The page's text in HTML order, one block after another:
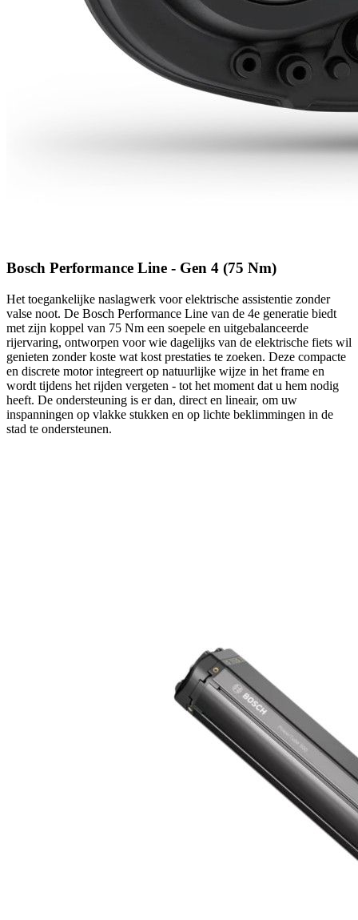
Bosch Performance Line - Gen 4 (75 Nm)
Het toegankelijke naslagwerk voor elektrische assistentie zonder
valse noot. De Bosch Performance Line van de 4e generatie biedt
met zijn koppel van 75 Nm een ​​soepele en uitgebalanceerde
rijervaring, ontworpen voor wie dagelijks van de elektrische fiets wil
genieten zonder koste wat kost prestaties te zoeken. Deze compacte
en discrete motor integreert op natuurlijke wijze in het frame en
wordt tijdens het rijden vergeten - tot het moment dat u hem nodig
heeft. De ondersteuning is er dan, direct en lineair, om uw
inspanningen op vlakke stukken en op lichte beklimmingen in de
stad te ondersteunen.